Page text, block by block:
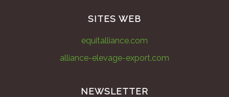
SITES WEB
equitalliance.com
alliance-elevage-export.com
NEWSLETTER